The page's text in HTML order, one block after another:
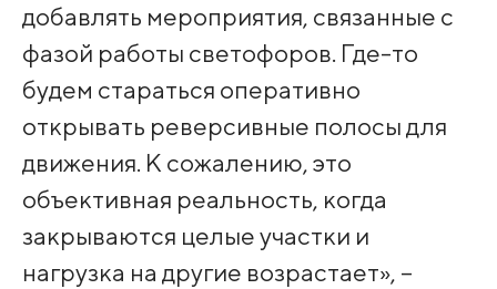
добавлять мероприятия, связанные с
фазой работы светофоров. Где-то
будем стараться оперативно
открывать реверсивные полосы для
движения. К сожалению, это
объективная реальность, когда
закрываются целые участки и
нагрузка на другие возрастает», –